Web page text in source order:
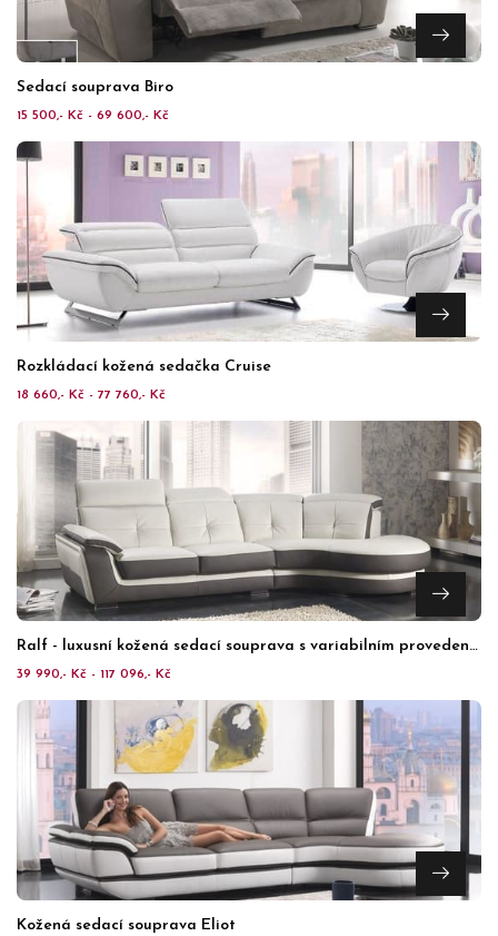
Sedací souprava Biro
15 500,- Kč - 69 600,- Kč
Rozkládací kožená sedačka Cruise
18 660,- Kč - 77 760,- Kč
Ralf - luxusní kožená sedací souprava s variabilním provedením
39 990,- Kč - 117 096,- Kč
Kožená sedací souprava Eliot